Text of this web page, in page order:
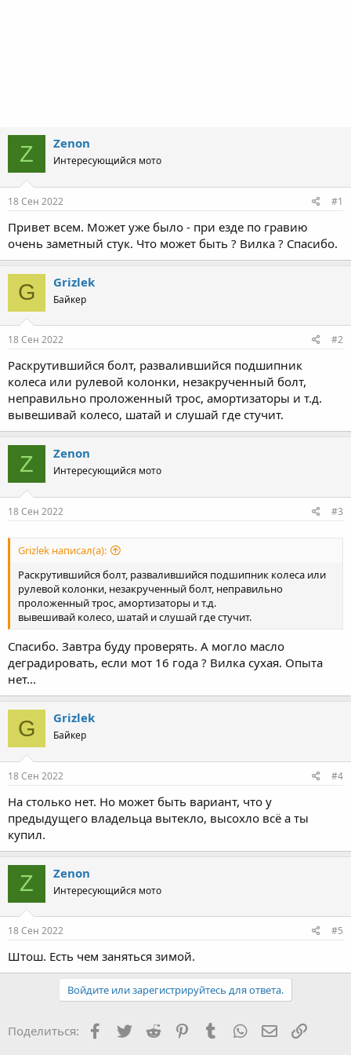
Z Zenon
Интересующийся мото
18 Сен 2022 #1
Привет всем. Может уже было - при езде по гравию
очень заметный стук. Что может быть ? Вилка ? Спасибо.
G Grizlek
Байкер
18 Сен 2022 #2
Раскрутившийся болт, развалившийся подшипник
колеса или рулевой колонки, незакрученный болт,
неправильно проложенный трос, амортизаторы и т.д.
вывешивай колесо, шатай и слушай где стучит.
Z Zenon
Интересующийся мото
18 Сен 2022 #3
Grizlek написал(а):
Раскрутившийся болт, развалившийся подшипник колеса или
рулевой колонки, незакрученный болт, неправильно
проложенный трос, амортизаторы и т.д.
вывешивай колесо, шатай и слушай где стучит.
Спасибо. Завтра буду проверять. А могло масло
деградировать, если мот 16 года ? Вилка сухая. Опыта
нет...
G Grizlek
Байкер
18 Сен 2022 #4
На столько нет. Но может быть вариант, что у
предыдущего владельца вытекло, высохло всё а ты
купил.
Z Zenon
Интересующийся мото
18 Сен 2022 #5
Штош. Есть чем заняться зимой.
Войдите или зарегистрируйтесь для ответа.
Поделиться: Facebook
TwitterReddit PinterestTumblr WhatsApp Ссылка